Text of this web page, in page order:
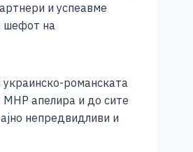
и успеавме
шефот на
романската
МНР апелира и до сите
непредвидливи и